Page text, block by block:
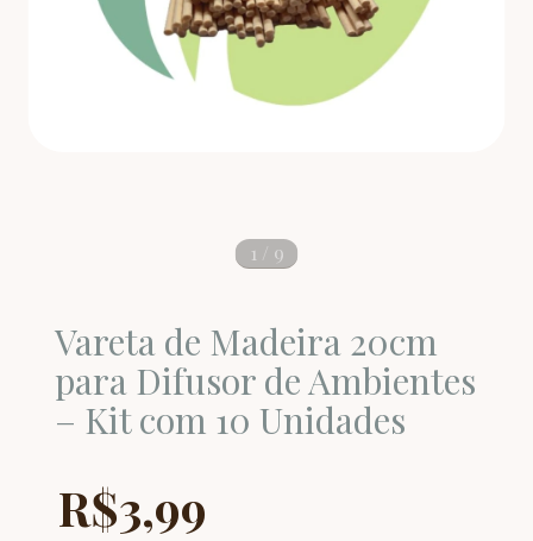
1 9
Vareta de Madeira 20cm
para Difusor de Ambientes
– Kit com 10 Unidades
R$3,99